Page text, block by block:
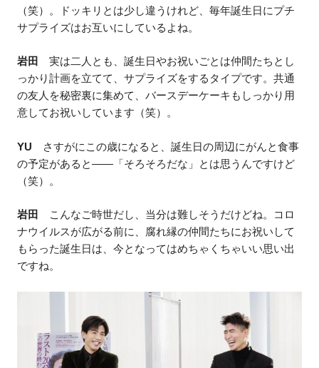
（笑）。ドッキリとは少し違うけれど、毎年誕生日にプチ
サプライズはお互いにしているよね。
岩田
実は二人とも、誕生日やお祝いごとは仲間たちとし
っかり計画を立てて、サプライズをするタイプです。共通
の友人を秘密裏に集めて、バースデーケーキもしっかり用
意してお祝いしています（笑）。
YU さすがにこの歳になると、誕生日の周辺にがんと食事
の予定があると——「そろそろだな」とは思うんですけど
（笑）。
岩田
こんなご時世だし、当分は難しそうだけどね。コロ
ナウイルスが広がる前に、腐れ縁の仲間たちにお祝いして
もらった誕生日は、今となってはめちゃくちゃいい思い出
ですね。